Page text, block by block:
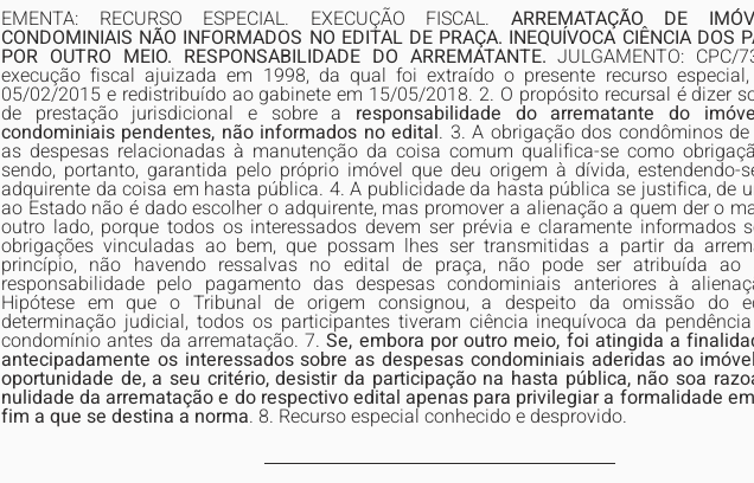
EMENTA: RECURSO ESPECIAL. EXECUÇÃO FISCAL. ARREMATAÇÃO DE
CONDOMINIAIS NÃO INFORMADOS NO EDITAL DE PRAÇA. INEQUÍVOCA CIÊNCIA DOS
POR OUTRO MEIO. RESPONSABILIDADE DO ARREMATANTE. JULGAMENTO:
execução fiscal ajuizada em 1998, da qual foi extraído o presente recurso
05/02/2015 e redistribuído ao gabinete em 15/05/2018. 2. O propósito recursal é dizer
de prestação jurisdicional e sobre a responsabilidade do arrematante do
condominiais pendentes, não informados no edital. 3. A obrigação dos condôminos
as despesas relacionadas à manutenção da coisa comum qualifica-se como
sendo, portanto, garantida pelo próprio imóvel que deu origem à dívida, estendendo-
adquirente da coisa em hasta pública. 4. A publicidade da hasta pública se justifica, de
ao Estado não é dado escolher o adquirente, mas promover a alienação a quem der o
outro lado, porque todos os interessados devem ser prévia e claramente informados
obrigações vinculadas ao bem, que possam lhes ser transmitidas a partir da
princípio, não havendo ressalvas no edital de praça, não pode ser atribuída ao
responsabilidade pelo pagamento das despesas condominiais anteriores à
Hipótese em que o Tribunal de origem consignou, a despeito da omissão do
determinação judicial, todos os participantes tiveram ciência inequívoca da
condomínio antes da arrematação. 7. Se, embora por outro meio, foi atingida a
antecipadamente os interessados sobre as despesas condominiais aderidas ao
oportunidade de, a seu critério, desistir da participação na hasta pública, não soa
nulidade da arrematação e do respectivo edital apenas para privilegiar a formalidade
fim a que se destina a norma. 8. Recurso especial conhecido e desprovido.